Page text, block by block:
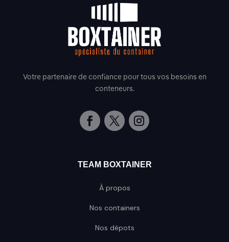
Votre partenaire de confiance pour tous vos besoins en
conteneurs.
TEAM BOXTAINER
À propos
Nos containers
Nos dépots